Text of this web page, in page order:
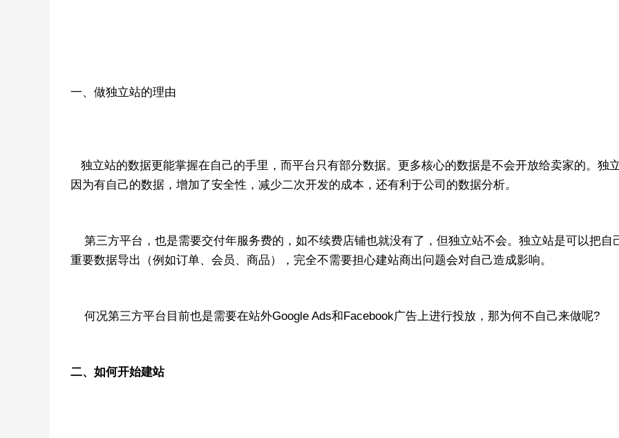
一、做独立站的理由
独立站的数据更能掌握在自己的手里，而平台只有部分数据。更多核心的数据是不会开放给卖家的。独
因为有自己的数据，增加了安全性，减少二次开发的成本，还有利于公司的数据分析。
第三方平台，也是需要交付年服务费的，如不续费店铺也就没有了，但独立站不会。独立站是可以把自
重要数据导出（例如订单、会员、商品），完全不需要担心建站商出问题会对自己造成影响。
何况第三方平台目前也是需要在站外Google Ads和Facebook广告上进行投放，那为何不自己来做呢?
二、如何开始建站